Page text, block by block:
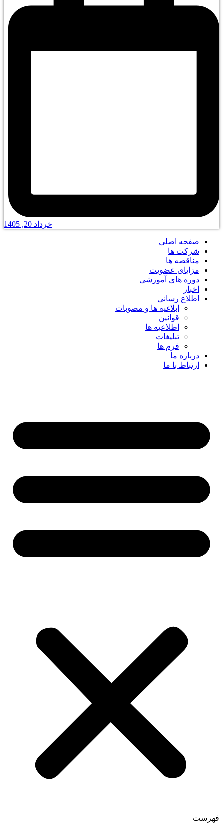
خرداد 20, 1405
صفحه اصلی
شرکت ها
مناقصه ها
مزایای عضویت
دوره های آموزشی
اخبار
اطلاع رسانی
ابلاغیه ها و مصوبات
قوانین
اطلاعیه ها
تبلیغات
فرم ها
درباره ما
ارتباط با ما
فهرست